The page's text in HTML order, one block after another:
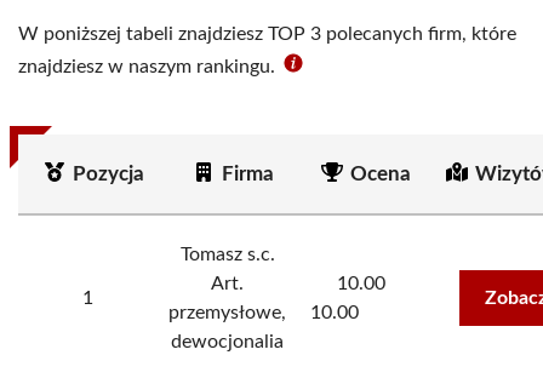
W poniższej tabeli znajdziesz TOP 3 polecanych firm, które
znajdziesz w naszym rankingu.
Pozycja Firma Ocena
1
Tomasz s.c.
Art.
przemysłowe,
dewocjonalia
10.00
10.00